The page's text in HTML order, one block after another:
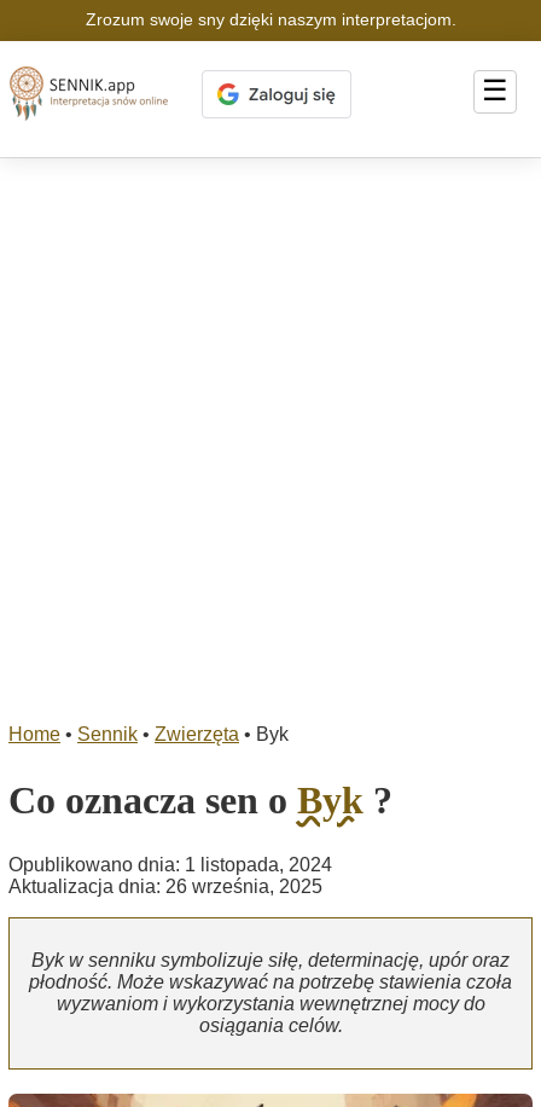
Zrozum swoje sny dzięki naszym interpretacjom.
☰
Home • Sennik • Zwierzęta • Byk
Co oznacza sen o Byk ?
Opublikowano dnia: 1 listopada, 2024
Aktualizacja dnia: 26 września, 2025
Byk w senniku symbolizuje siłę, determinację, upór oraz
płodność. Może wskazywać na potrzebę stawienia czoła
wyzwaniom i wykorzystania wewnętrznej mocy do
osiągania celów.